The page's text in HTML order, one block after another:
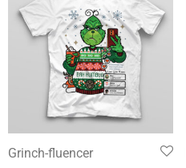
Grinch-fluencer